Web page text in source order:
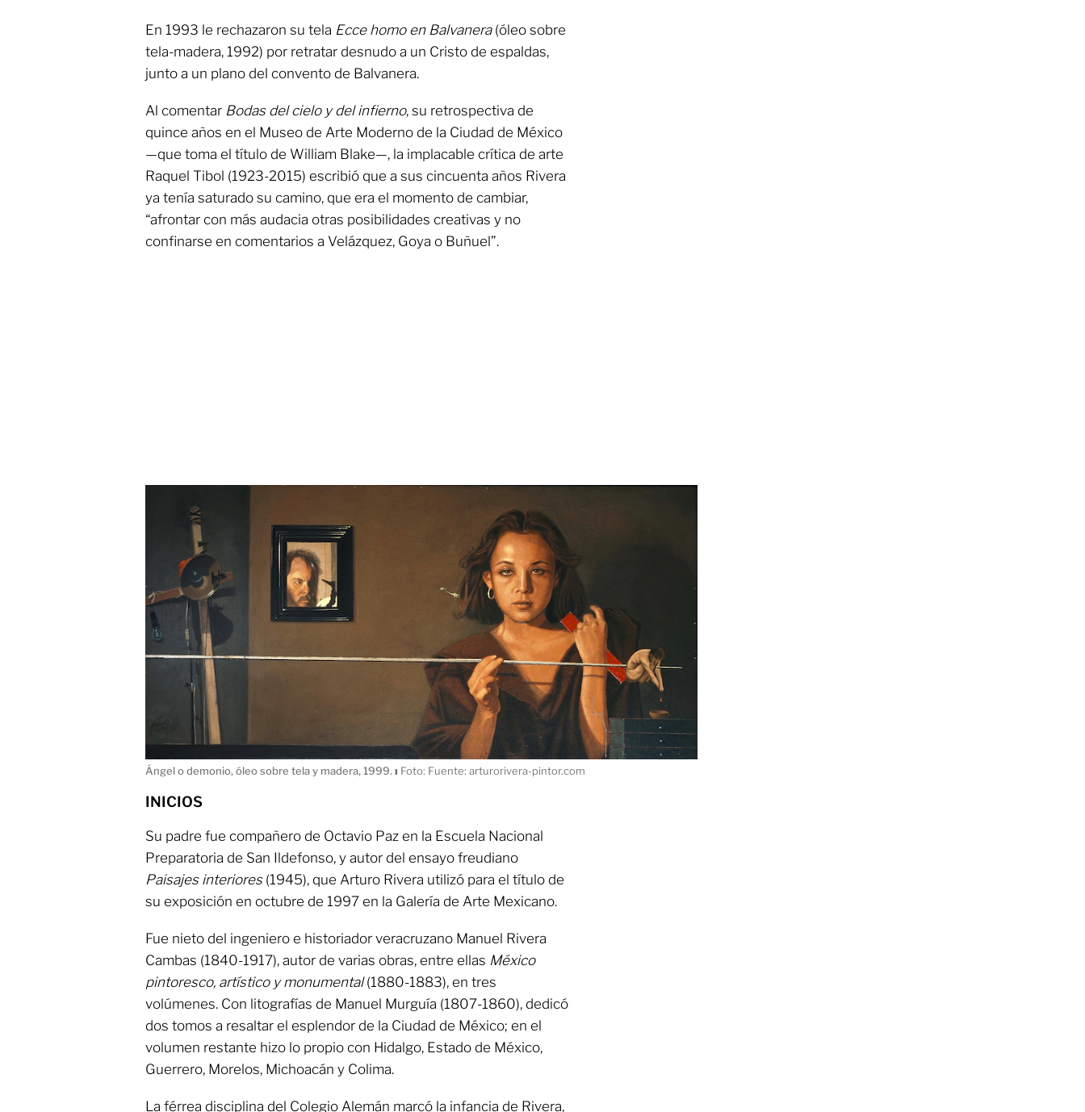
En 1993 le rechazaron su tela Ecce homo en Balvanera(óleo sobre
tela-madera, 1992) por retratar desnudo a un Cristo de espaldas,
junto a un plano del convento de Balvanera.
Al comentar Bodas del cielo y del infierno, su retrospectiva de
quince años en el Museo de Arte Moderno de la Ciudad de México
—que toma el título de William Blake—, la implacable crítica de arte
Raquel Tibol (1923-2015) escribió que a sus cincuenta años Rivera
ya tenía saturado su camino, que era el momento de cambiar,
“afrontar con más audacia otras posibilidades creativas y no
confinarse en comentarios a Velázquez, Goya o Buñuel”.
Ángel o demonio, óleo sobre tela y madera, 1999. ı Foto: Fuente: arturorivera-pintor.com
INICIOS
Su padre fue compañero de Octavio Paz en la Escuela Nacional
Preparatoria de San Ildefonso, y autor del ensayo freudiano
Paisajes interiores(1945), que Arturo Rivera utilizó para el título de
su exposición en octubre de 1997 en la Galería de Arte Mexicano.
Fue nieto del ingeniero e historiador veracruzano Manuel Rivera
Cambas (1840-1917), autor de varias obras, entre ellas México
pintoresco, artístico y monumental(1880-1883), en tres
volúmenes. Con litografías de Manuel Murguía (1807-1860), dedicó
dos tomos a resaltar el esplendor de la Ciudad de México; en el
volumen restante hizo lo propio con Hidalgo, Estado de México,
Guerrero, Morelos, Michoacán y Colima.
La férrea disciplina del Colegio Alemán marcó la infancia de Rivera,